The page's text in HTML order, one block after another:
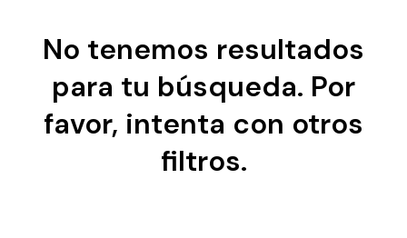
No tenemos resultados
para tu búsqueda. Por
favor, intenta con otros
filtros.